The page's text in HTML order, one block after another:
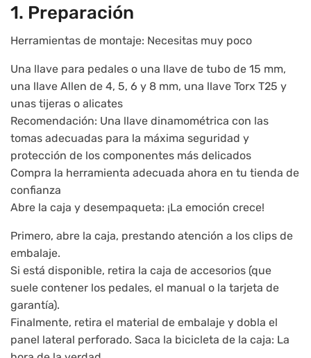
1. Preparación
Herramientas de montaje: Necesitas muy poco
Una llave para pedales o una llave de tubo de 15 mm,
una llave Allen de 4, 5, 6 y 8 mm, una llave Torx T25 y
unas tijeras o alicates
Recomendación: Una llave dinamométrica con las
tomas adecuadas para la máxima seguridad y
protección de los componentes más delicados
Compra la herramienta adecuada ahora en tu tienda de
confianza
Abre la caja y desempaqueta: ¡La emoción crece!
Primero, abre la caja, prestando atención a los clips de
embalaje.
Si está disponible, retira la caja de accesorios (que
suele contener los pedales, el manual o la tarjeta de
garantía).
Finalmente, retira el material de embalaje y dobla el
panel lateral perforado. Saca la bicicleta de la caja: La